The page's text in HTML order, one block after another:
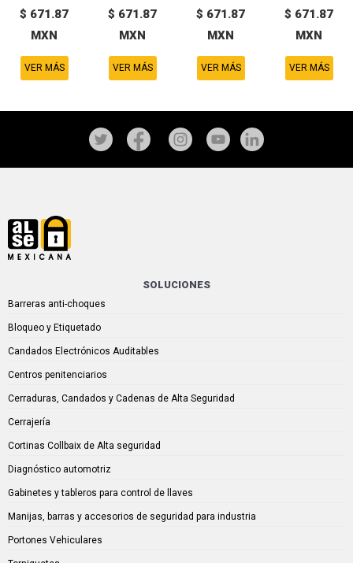
$ 671.87
MXN
VER MÁS
$ 671.87
MXN
VER MÁS
$ 671.87
MXN
VER MÁS
$ 671.87
MXN
VER MÁS
SOLUCIONES
Barreras anti-choques
Bloqueo y Etiquetado
Candados Electrónicos Auditables
Centros penitenciarios
Cerraduras, Candados y Cadenas de Alta Seguridad
Cerrajería
Cortinas Collbaix de Alta seguridad
Diagnóstico automotriz
Gabinetes y tableros para control de llaves
Manijas, barras y accesorios de seguridad para industria
Portones Vehiculares